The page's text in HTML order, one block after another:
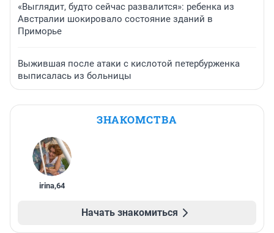
«Выглядит, будто сейчас развалится»: ребенка из
Австралии шокировало состояние зданий в
Приморье
Выжившая после атаки с кислотой петербурженка
выписалась из больницы
ЗНАКОМСТВА
irina,64
Начать знакомиться